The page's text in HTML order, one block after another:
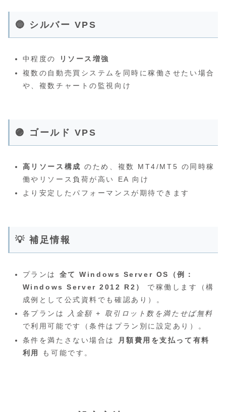
🔵 シルバー VPS
中程度の
リソース増強
複数の自動売買システムを同時に稼働させたい場合
や、複数チャートの監視向け
🟣 ゴールド VPS
高リソース構成 のため、複数 MT4/MT5 の同時稼
働やリソース負荷が高い EA 向け
より安定したパフォーマンスが期待できます
💡 補足情報
プランは 全て Windows Server OS（例：
Windows Server 2012 R2）
で稼働します（構
成例として公式資料でも確認あり）。
各プランは
入金額 + 取引ロット数を満たせば無料
で利用可能です（条件はプラン別に設定あり）。
条件を満たさない場合は
月額費用を支払って有料
利用
も可能です。